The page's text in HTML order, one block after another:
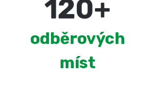
220+
odběrových
míst